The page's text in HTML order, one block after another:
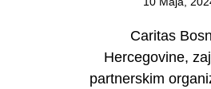
Caritas
Hercegovine,
partnerskim